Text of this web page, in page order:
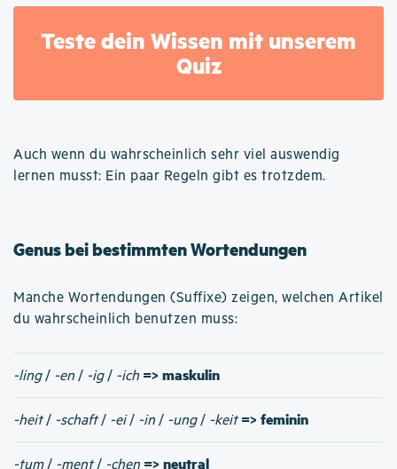
Teste dein Wissen mit unserem
Quiz
Auch wenn du wahrscheinlich sehr viel auswendig
lernen musst: Ein paar Regeln gibt es trotzdem.
Genus bei bestimmten Wortendungen
Manche Wortendungen (Suffixe) zeigen, welchen Artikel
du wahrscheinlich benutzen muss:
-ling/ -en / -ig/ -ich => maskulin
-heit/ -schaft/ -ei/ -in / -ung/ -keit => feminin
-tum/ -ment/ -chen => neutral